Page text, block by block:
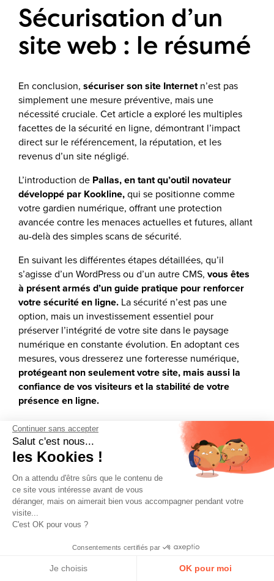
Sécurisation d’un
site web : le résumé
En conclusion, sécuriser son site Internetn’est pas
simplement une mesure préventive, mais une
nécessité cruciale. Cet article a exploré les multiples
facettes de la sécurité en ligne, démontrant l’impact
direct sur le référencement, la réputation, et les
revenus d’un site négligé.
L’introduction de Pallas, en tant qu’outil novateur
développé par Kookline,qui se positionne comme
votre gardien numérique, offrant une protection
avancée contre les menaces actuelles et futures, allant
au-delà des simples scans de sécurité.
En suivant les différentes étapes détaillées, qu’il
s’agisse d’un WordPress ou d’un autre CMS, vous êtes
à présent armés d’un guide pratique pour renforcer
votre sécurité en ligne. La sécurité n’est pas une
option, mais un investissement essentiel pour
préserver l’intégrité de votre site dans le paysage
numérique en constante évolution. En adoptant ces
mesures, vous dresserez une forteresse numérique,
protégeant non seulement votre site, mais aussi la
confiance de vos visiteurs et la stabilité de votre
présence en ligne.
Les maîtres mots à retenir :
anticiper, protéger, surveiller,
réagir !
Continuer sans accepter
Salut c'est nous...
les Kookies !
On a attendu d'être sûrs que le contenu de
ce site vous intéresse avant de vous
déranger, mais on aimerait bien vous accompagner pendant votre
visite...
C'est OK pour vous ?
Consentements certifiés par
Je choisis OK pour moi